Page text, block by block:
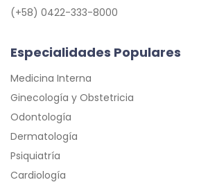
(+58) 0422-333-8000
Especialidades Populares
Medicina Interna
Ginecología y Obstetricia
Odontología
Dermatología
Psiquiatría
Cardiología